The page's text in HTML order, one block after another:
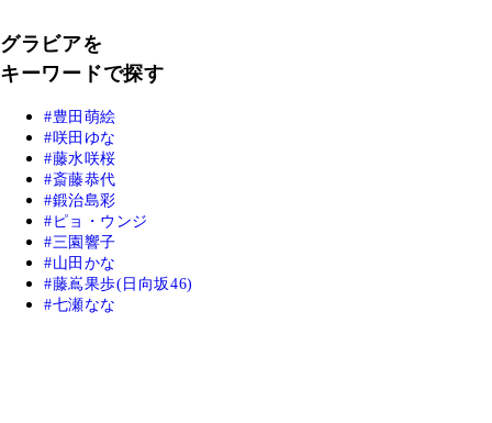
グラビアを
キーワードで探す
豊田萌絵
咲田ゆな
藤水咲桜
斎藤恭代
鍛治島彩
ピョ・ウンジ
三園響子
山田かな
藤嶌果歩(日向坂46)
七瀬なな